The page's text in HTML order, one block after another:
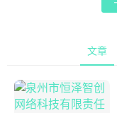
文章